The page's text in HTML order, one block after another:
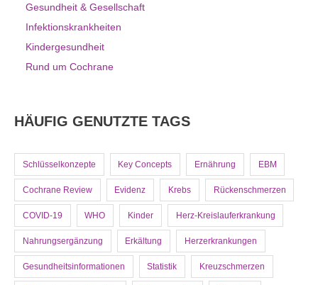
Gesundheit & Gesellschaft
Infektionskrankheiten
Kindergesundheit
Rund um Cochrane
HÄUFIG GENUTZTE TAGS
Schlüsselkonzepte Key Concepts Ernährung EBM
Cochrane Review Evidenz Krebs Rückenschmerzen
COVID-19 WHO Kinder Herz-Kreislauferkrankung
Nahrungsergänzung Erkältung Herzerkrankungen
Gesundheitsinformationen Statistik Kreuzschmerzen